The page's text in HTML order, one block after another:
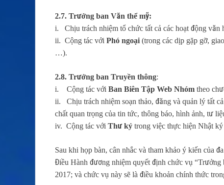
2.7. Trưởng ban Văn thể mỹ:
i. Chịu trách nhiệm tổ chức tất cả các hoạt động văn
ii. Cộng tác với Phó ngoại (trong các dịp gặp gỡ,
…).
2.8. Trưởng ban Truyền thông:
i. Cộng tác với Ban Biên Tập Web Nhóm theo
ii. Chịu trách nhiệm soạn thảo, đăng và quản lý tất
chất quan trọng của tin tức, thông báo, hình ảnh, tư
iv. Cộng tác với Thư ký trong việc thực hiện Nhật
Sau khi họp bàn, cân nhắc và tham khảo ý kiến của
Điều Hành đương nhiệm quyết định chức vụ
2017; và chức vụ này sẽ là điều khoản chính thức